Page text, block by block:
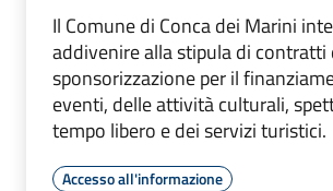
Il Comune di Conca dei Marini
addivenire alla stipula di contratti
sponsorizzazione per il
eventi, delle attività culturali,
tempo libero e dei servizi turistici.
Accesso all'informazione